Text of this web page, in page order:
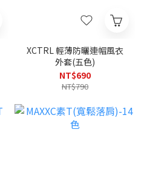
XCTRL 輕薄防曬連帽風衣
外套(五色)
NT$690
NT$790